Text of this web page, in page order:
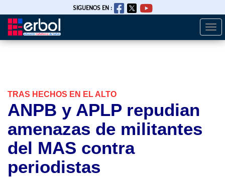
Pasar
SIGUENOS EN :
TRAS HECHOS EN EL ALTO
ANPB y APLP repudian
amenazas de militantes
del MAS contra
periodistas